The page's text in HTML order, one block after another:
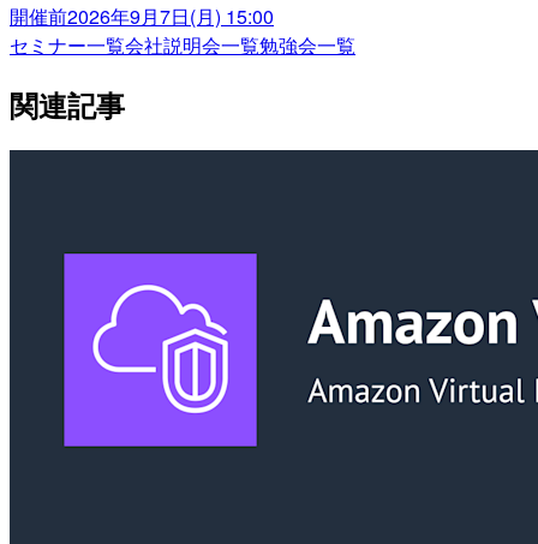
開催前2026年9月7日(月) 15:00
セミナー一覧会社説明会一覧勉強会一覧
関連記事